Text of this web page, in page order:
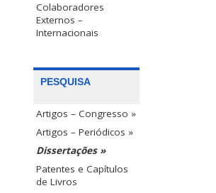
Colaboradores
Externos –
Internacionais
PESQUISA
Artigos – Congresso »
Artigos – Periódicos »
Dissertações »
Patentes e Capítulos
de Livros